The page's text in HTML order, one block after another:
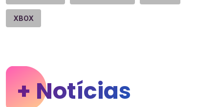
XBOX
+ Notícias